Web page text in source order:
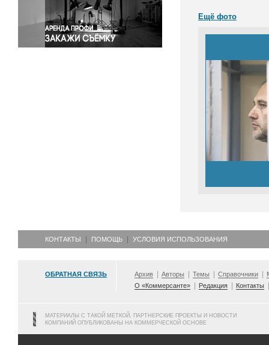
Экология
Экономика и бизнес
Ещё фото
КОНТАКТЫ ПОМОЩЬ УСЛОВИЯ ИСПОЛЬЗОВАНИЯ
ОБРАТНАЯ СВЯЗЬ Архив Авторы Темы Справочники
О «Коммерсанте»
Редакция Контакты
МАТЕРИАЛЫ С ТАКОЙ МЕТКОЙ, ПАРТНЕРСКИЕ ПРОЕКТЫ И НОВОСТИ
КОМПАНИЙ ОПУБЛИКОВАНЫ НА КОММЕРЧЕСКОЙ ОСНОВЕ